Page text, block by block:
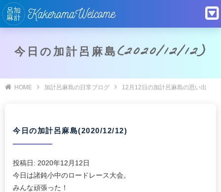
今日の加計呂麻島(2020/12/12)
HOME 加計呂麻島の日常ブログ 12月12日の加計呂麻島の思い出
今日の加計呂麻島(2020/12/12)
投稿日: 2020年12月12日
今日は諸鈍小中のロードレース大会。
みんな頑張った！